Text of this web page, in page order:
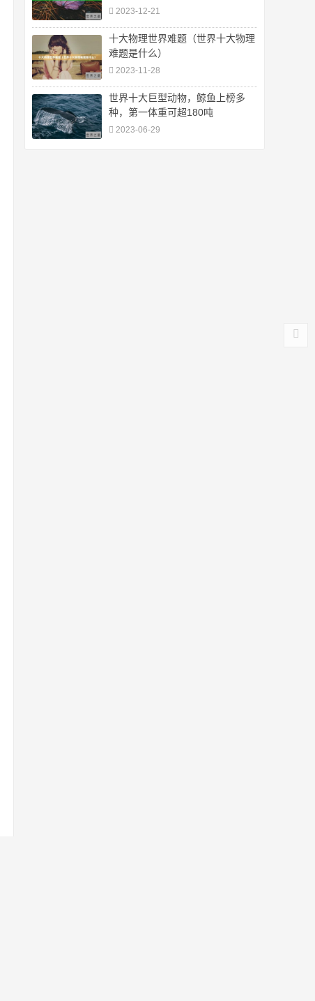
2023-12-21
十大物理世界难题（世界十大物理
难题是什么）
2023-11-28
世界十大巨型动物，鲸鱼上榜多
种，第一体重可超180吨
2023-06-29